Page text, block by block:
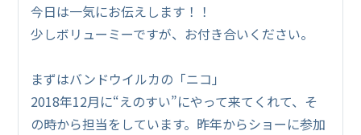
今日は一気にお伝えします！！
少しボリューミーですが、お付き合いください。
まずはバンドウイルカの「ニコ」
2018年12月に“えのすい”にやって来てくれて、そ
の時から担当をしています。昨年からショーに参加